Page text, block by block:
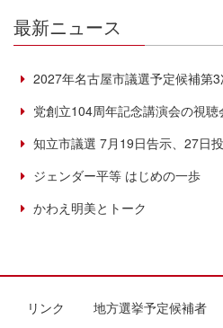
最新ニュース
2027年名古屋市議選予定候補第
党創立104周年記念講演会の視聴
知立市議選 7月19日告示、27日
ジェンダー平等 はじめの一歩
かわえ明美とトーク
リンク 地方選挙予定候補者